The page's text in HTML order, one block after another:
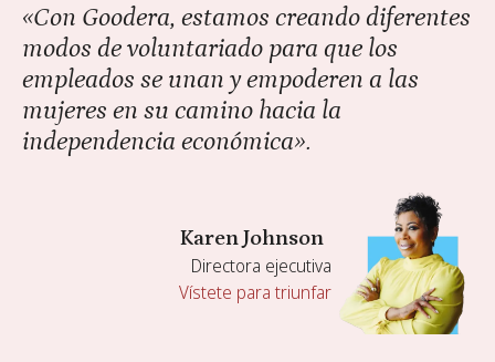
«Con Goodera, estamos creando diferentes
modos de voluntariado para que los
empleados se unan y empoderen a las
mujeres en su camino hacia la
independencia económica».
Karen Johnson
Directora ejecutiva
Vístete para triunfar